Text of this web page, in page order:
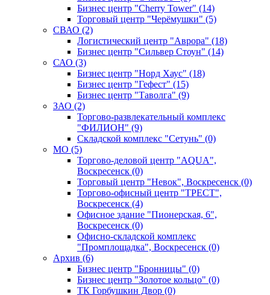
Бизнес центр "Cherry Tower" (14)
Торговый центр "Черёмушки" (5)
СВАО (2)
Логистический центр "Аврора" (18)
Бизнес центр "Сильвер Стоун" (14)
САО (3)
Бизнес центр "Норд Хаус" (18)
Бизнес центр "Гефест" (15)
Бизнес центр "Таволга" (9)
ЗАО (2)
Торгово-развлекательный комплекс
"ФИЛИОН" (9)
Складской комплекс "Сетунь" (0)
MO (5)
Торгово-деловой центр "AQUA",
Воскресенск (0)
Торговый центр "Невок", Воскресенск (0)
Торгово-офисный центр "ТРЕСТ",
Воскресенск (4)
Офисное здание "Пионерская, 6",
Воскресенск (0)
Офисно-складской комплекс
"Промплощадка", Воскресенск (0)
Архив (6)
Бизнес центр "Бронницы" (0)
Бизнес центр "Золотое кольцо" (0)
ТК Горбушкин Двор (0)